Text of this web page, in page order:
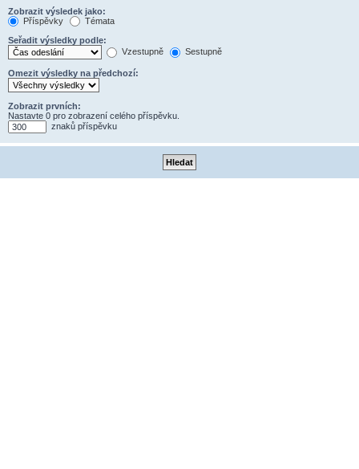
Zobrazit výsledek jako:
Příspěvky
Témata
Seřadit výsledky podle:
Vzestupně
Sestupně
Omezit výsledky na předchozí:
Zobrazit prvních:
Nastavte 0 pro zobrazení celého příspěvku.
znaků příspěvku